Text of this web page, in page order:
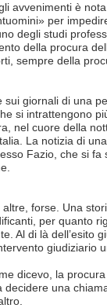
avvenimenti è
per
degli studi
della procura
sempre della
sui giornali di una
si intrattengono
nel cuore della
La notizia di
Fazio, che si
forse. Una
per quanto
Al di là dell’esito
giudiziario
dicevo, la
decidere una